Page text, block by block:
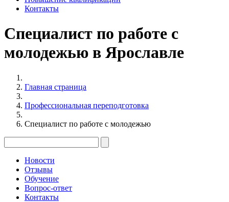
Контакты
Специалист по работе с
молодежью в Ярославле
Главная страница
Профессиональная переподготовка
Специалист по работе с молодежью
Новости
Отзывы
Обучение
Вопрос-ответ
Контакты